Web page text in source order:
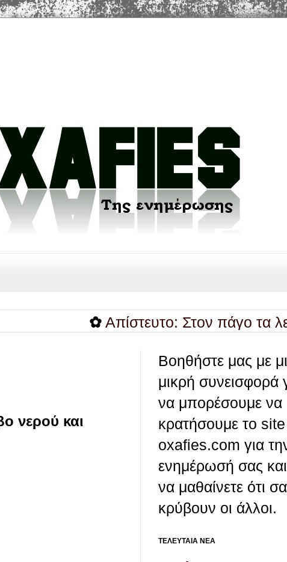
Απίστευτο: Στον πάγο τα λεφτά
νερού και
Βοηθήστε μας με
μικρή συνεισφορά
να μπορέσουμε να
κρατήσουμε το site
oxafies.com για
ενημέρωσή σας
να μαθαίνετε ότι
κρύβουν οι άλλοι.
ΤΕΛΕΥΤΑΙΑ ΝΕΑ